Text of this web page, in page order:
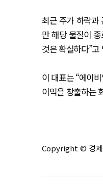
최근 주가 하락과
만 해당 물질이
것은 확실하다”고
이 대표는 “에이
이익을 창출하는
Copyright © 경제